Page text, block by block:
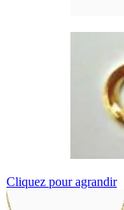
Cliquez pour agrandir